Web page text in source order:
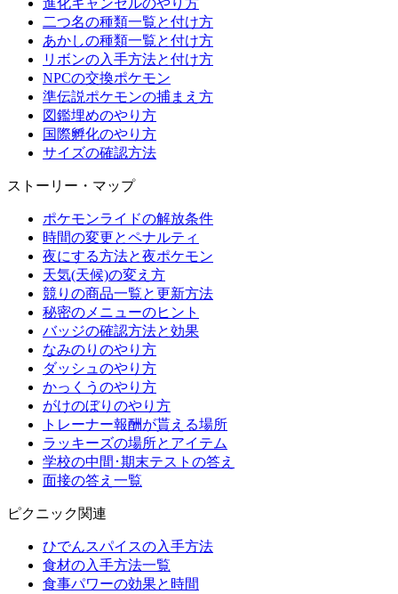
進化キャンセルのやり方
二つ名の種類一覧と付け方
あかしの種類一覧と付け方
リボンの入手方法と付け方
NPCの交換ポケモン
準伝説ポケモンの捕まえ方
図鑑埋めのやり方
国際孵化のやり方
サイズの確認方法
ストーリー・マップ
ポケモンライドの解放条件
時間の変更とペナルティ
夜にする方法と夜ポケモン
天気(天候)の変え方
競りの商品一覧と更新方法
秘密のメニューのヒント
バッジの確認方法と効果
なみのりのやり方
ダッシュのやり方
かっくうのやり方
がけのぼりのやり方
トレーナー報酬が貰える場所
ラッキーズの場所とアイテム
学校の中間･期末テストの答え
面接の答え一覧
ピクニック関連
ひでんスパイスの入手方法
食材の入手方法一覧
食事パワーの効果と時間